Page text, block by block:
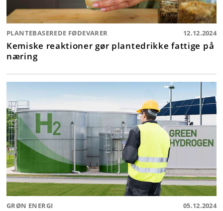
PLANTEBASEREDE FØDEVARER 12.12.2024
Kemiske reaktioner gør plantedrikke fattige på
næring
GRØN ENERGI 05.12.2024